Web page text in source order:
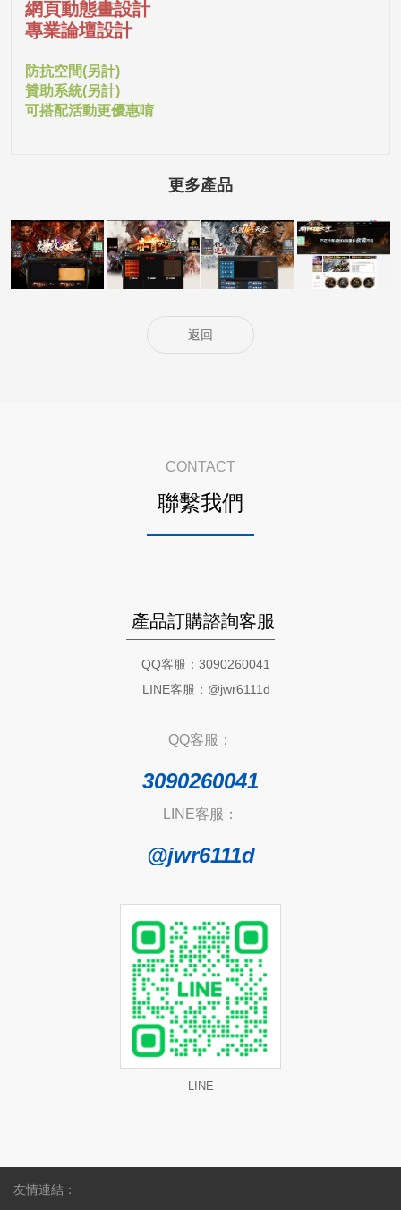
網頁動態畫設計
專業論壇設計
防抗空間(另計)
贊助系統(另計)
可搭配活動更優惠唷
更多產品
5000客戶展示案
例15
5000客戶展示案
例14
5000客戶展示案
例13
15000客戶展示
案例6
返回
CONTACT
聯繫我們
產品訂購諮詢客服
QQ客服：3090260041
LINE客服：@jwr6111d
QQ客服：
3090260041
LINE客服：
@jwr6111d
LINE
友情連結：